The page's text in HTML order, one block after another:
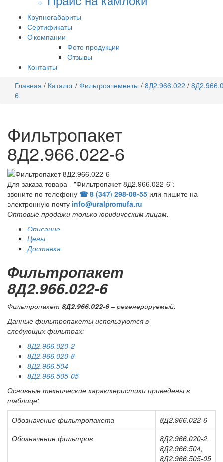
Крупногабариты
Сертификаты
О компании
Фото продукции
Отзывы
Контакты
Главная / Каталог / Фильтроэлементы / 8Д2.966.022 /
6
Фильтропакет
8Д2.966.022-6
Для заказа товара - "Фильтропакет 8Д2.966.022-6":
звоните по телефону ☎ 8 (347) 298‑08‑55 или пишите на
электронную почту info@uralpromufa.ru
Оптовые продажи только юридическим лицам.
Описание
Цены
Доставка
Фильтропакет
8Д2.966.022-6
Фильтропакет 8Д2.966.022-6 – регенерируемый.
Данные фильтропакеты используются в
следующих фильтрах:
8Д2.966.020-2
8Д2.966.020-8
8Д2.966.504
8Д2.966.505-05
Основные технические характеристики приведены в
таблице:
Обозначение фильтропакета
8Д2.966.022-6
Обозначение фильтров
8Д2.966.020-2,
8Д2.966.504,
8Д2.966.505-05